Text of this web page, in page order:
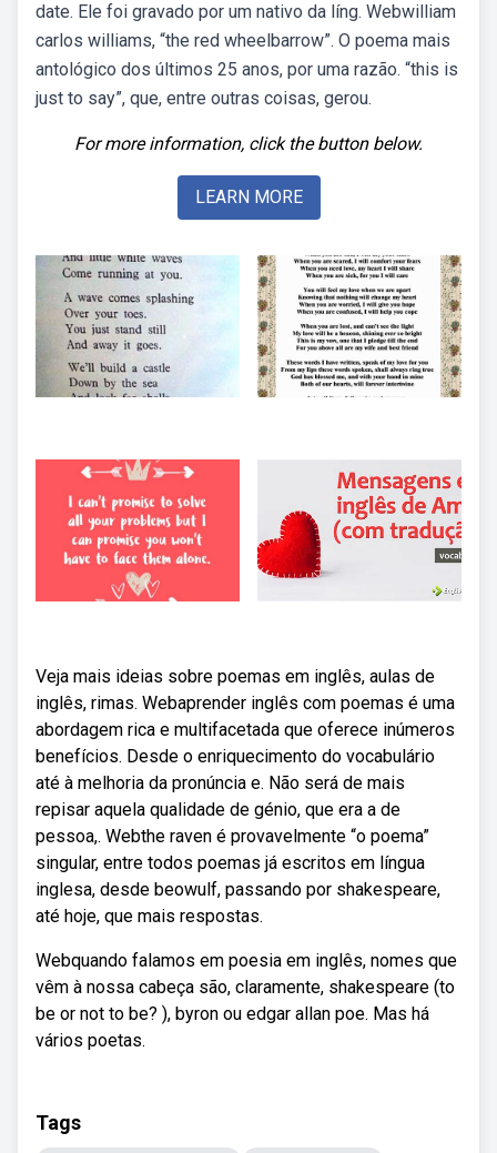
date. Ele foi gravado por um nativo da líng. Webwilliam
carlos williams, “the red wheelbarrow”. O poema mais
antológico dos últimos 25 anos, por uma razão. “this is
just to say”, que, entre outras coisas, gerou.
For more information, click the button below.
LEARN MORE
Veja mais ideias sobre poemas em inglês, aulas de
inglês, rimas. Webaprender inglês com poemas é uma
abordagem rica e multifacetada que oferece inúmeros
benefícios. Desde o enriquecimento do vocabulário
até à melhoria da pronúncia e. Não será de mais
repisar aquela qualidade de génio, que era a de
pessoa,. Webthe raven é provavelmente “o poema”
singular, entre todos poemas já escritos em língua
inglesa, desde beowulf, passando por shakespeare,
até hoje, que mais respostas.
Webquando falamos em poesia em inglês, nomes que
vêm à nossa cabeça são, claramente, shakespeare (to
be or not to be? ), byron ou edgar allan poe. Mas há
vários poetas.
Tags